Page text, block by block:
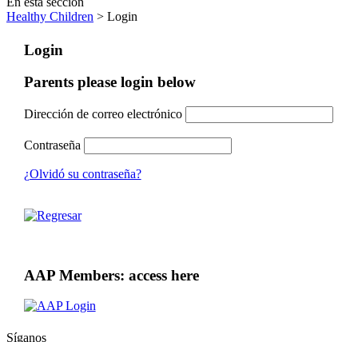
Healthy Children > Login
Login
Parents please login below
Dirección de correo electrónico
Contraseña
¿Olvidó su contraseña?
AAP Members: access here
Síganos